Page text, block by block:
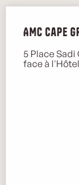
AMC Cape
5 Place
face à